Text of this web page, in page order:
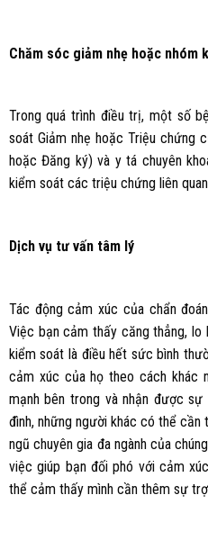
Chăm sóc giảm nhẹ hoặc nhóm
Trong quá trình điều trị, một số
soát Giảm nhẹ hoặc Triệu chứng
hoặc Đăng ký) và y tá chuyên
kiểm soát các triệu chứng liên
Dịch vụ tư vấn tâm lý
Tác động cảm xúc của chẩn
Việc bạn cảm thấy căng thẳng,
kiểm soát là điều hết sức bình
cảm xúc của họ theo cách khác
mạnh bên trong và nhận được
đình, những người khác có thể
ngũ chuyên gia đa ngành của
việc giúp bạn đối phó với cảm
thể cảm thấy mình cần thêm sự